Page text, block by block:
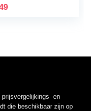
en
die beschikbaar zijn op